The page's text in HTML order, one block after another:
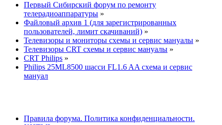
Первый Сибирский форум по ремонту
телерадиоаппаратуры »
Файловый архив 1 (для зарегистрированных
пользователей, лимит скачиваний) »
Телевизоры и мониторы схемы и сервис мануалы »
Телевизоры CRT схемы и сервис мануалы »
CRT Philips »
Philips 25ML8500 шасси FL1.6 AA схема и сервис
мануал
Правила форума. Политика конфиденциальности.